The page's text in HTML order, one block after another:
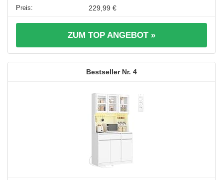
229,99 €
ZUM TOP ANGEBOT »
4